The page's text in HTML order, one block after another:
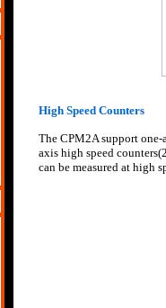
High Speed Counters
The CPM2A support
axis high speed
can be measured at high